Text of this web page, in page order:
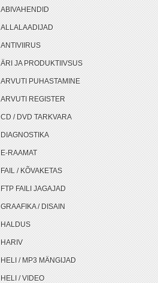
ABIVAHENDID
ALLALAADIJAD
ANTIVIIRUS
ÄRI JA PRODUKTIIVSUS
ARVUTI PUHASTAMINE
ARVUTI REGISTER
CD / DVD TARKVARA
DIAGNOSTIKA
E-RAAMAT
FAIL / KÕVAKETAS
FTP FAILI JAGAJAD
GRAAFIKA / DISAIN
HALDUS
HARIV
HELI / MP3 MÄNGIJAD
HELI / VIDEO